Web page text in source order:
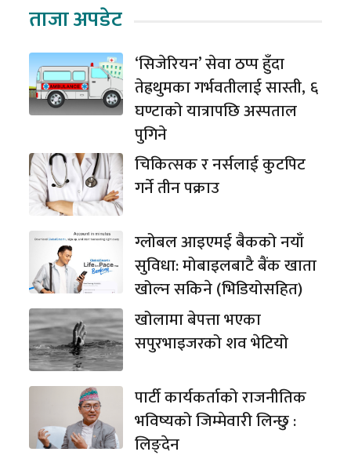
ताजा अपडेट
‘सिजेरियन’ सेवा ठप्प हुँदा
तेह्रथुमका गर्भवतीलाई सास्ती, ६
घण्टाको यात्रापछि अस्पताल
पुगिने
चिकित्सक र नर्सलाई कुटपिट
गर्ने तीन पक्राउ
ग्लोबल आइएमई बैकको नयाँ
सुविधा: मोबाइलबाटै बैंक खाता
खोल्न सकिने (भिडियोसहित)
खोलामा बेपत्ता भएका
सपुरभाइजरको शव भेटियो
पार्टी कार्यकर्ताको राजनीतिक
भविष्यको जिम्मेवारी लिन्छु :
लिङ्देन